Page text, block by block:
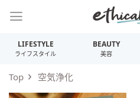
LIFESTYLE
ライフスタイル
BEAUTY
美容
Top 空気浄化